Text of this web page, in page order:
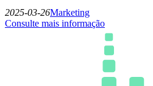
2025-03-26Marketing
Consulte mais informação